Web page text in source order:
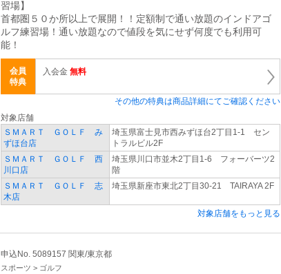
習場】
首都圏５０か所以上で展開！！定額制で通い放題のインドアゴ
ルフ練習場！通い放題なので値段を気にせず何度でも利用可
能！
会員
特典
入会金 無料
その他の特典は商品詳細にてご確認ください
対象店舗
ＳＭＡＲＴ ＧＯＬＦ み
ずほ台店
埼玉県富士見市西みずほ台2丁目1-1 セン
トラルビル2F
ＳＭＡＲＴ ＧＯＬＦ 西
川口店
埼玉県川口市並木2丁目1-6 フォーバーツ2
階
ＳＭＡＲＴ ＧＯＬＦ 志
木店
埼玉県新座市東北2丁目30-21 TAIRAYA 2F
対象店舗をもっと見る
申込No. 5089157 関東/東京都
スポーツ > ゴルフ